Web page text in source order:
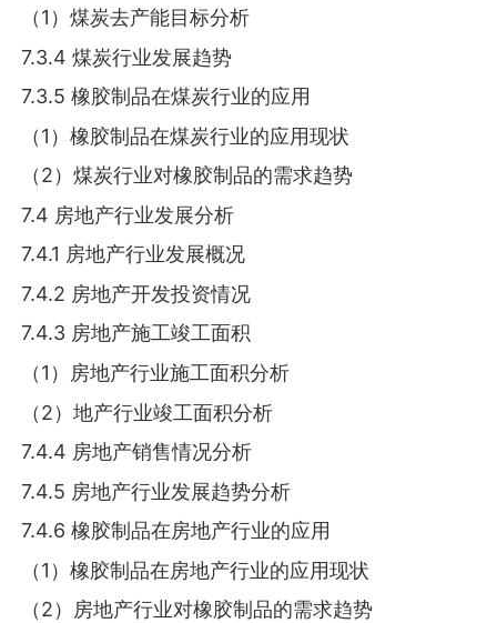
（1）煤炭去产能目标分析
7.3.4 煤炭行业发展趋势
7.3.5 橡胶制品在煤炭行业的应用
（1）橡胶制品在煤炭行业的应用现状
（2）煤炭行业对橡胶制品的需求趋势
7.4 房地产行业发展分析
7.4.1 房地产行业发展概况
7.4.2 房地产开发投资情况
7.4.3 房地产施工竣工面积
（1）房地产行业施工面积分析
（2）地产行业竣工面积分析
7.4.4 房地产销售情况分析
7.4.5 房地产行业发展趋势分析
7.4.6 橡胶制品在房地产行业的应用
（1）橡胶制品在房地产行业的应用现状
（2）房地产行业对橡胶制品的需求趋势